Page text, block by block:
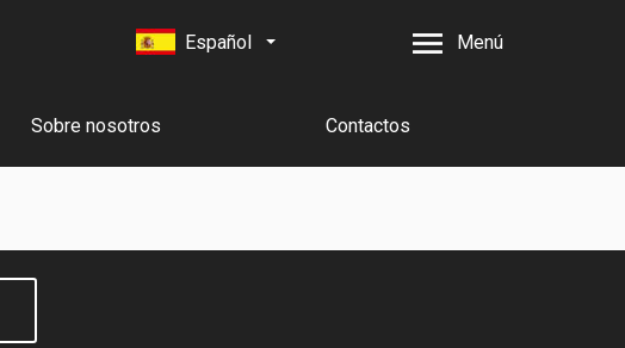
Español Menú
Sobre nosotros Contactos